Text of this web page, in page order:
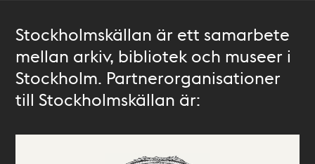
Stockholmskällan är ett samarbete
mellan arkiv, bibliotek och museer i
Stockholm. Partnerorganisationer
till Stockholmskällan är: